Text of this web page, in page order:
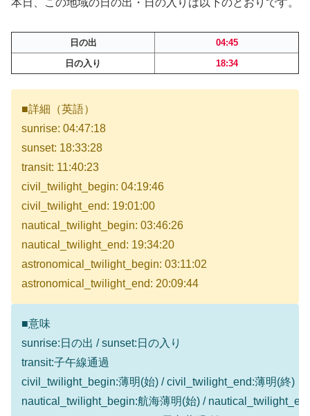
日の出
04:45
日の入り
18:34
■詳細（英語）
sunrise: 04:47:18
sunset: 18:33:28
transit: 11:40:23
civil_twilight_begin: 04:19:46
civil_twilight_end: 19:01:00
nautical_twilight_begin: 03:46:26
nautical_twilight_end: 19:34:20
astronomical_twilight_begin: 03:11:02
astronomical_twilight_end: 20:09:44
■意味
sunrise:日の出 / sunset:日の入り
transit:子午線通過
civil_twilight_begin:薄明(始) / civil_twilight_end:薄明(終)
nautical_twilight_begin:航海薄明(始) /